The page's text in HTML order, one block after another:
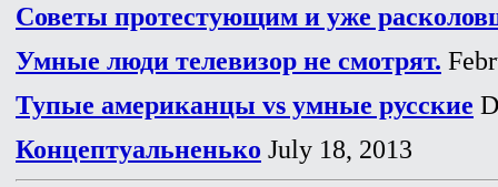
Советы протестующим и уже
Умные люди телевизор не смотрят.
Тупые американцы vs умные русские
Концептуальненько July 18, 2013